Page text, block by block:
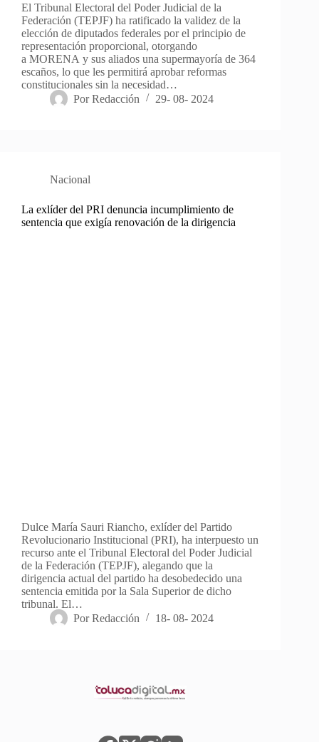
El Tribunal Electoral del Poder Judicial de la
Federación (TEPJF) ha ratificado la validez de la
elección de diputados federales por el principio de
representación proporcional, otorgando
a MORENA y sus aliados una supermayoría de 364
escaños, lo que les permitirá aprobar reformas
constitucionales sin la necesidad…
Por Redacción 29- 08- 2024
Nacional
La exlíder del PRI denuncia incumplimiento de
sentencia que exigía renovación de la dirigencia
Dulce María Sauri Riancho, exlíder del Partido
Revolucionario Institucional (PRI), ha interpuesto un
recurso ante el Tribunal Electoral del Poder Judicial
de la Federación (TEPJF), alegando que la
dirigencia actual del partido ha desobedecido una
sentencia emitida por la Sala Superior de dicho
tribunal. El…
Por Redacción 18- 08- 2024